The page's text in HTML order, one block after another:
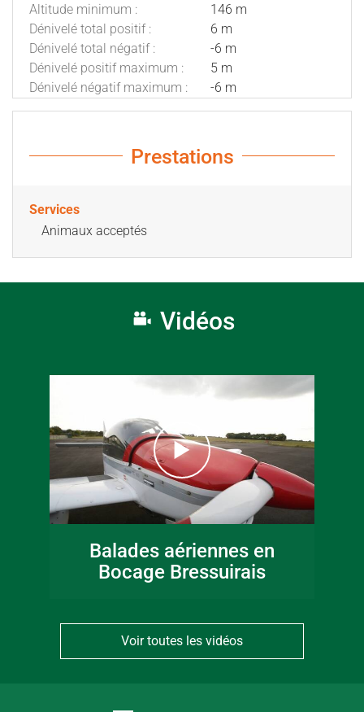
Altitude minimum :
146 m
Dénivelé total positif :
6 m
Dénivelé total négatif :
-6 m
Dénivelé positif maximum :
5 m
Dénivelé négatif maximum :
-6 m
Prestations
Services
Animaux acceptés
Vidéos
Balades aériennes en
Bocage Bressuirais
Voir toutes les vidéos